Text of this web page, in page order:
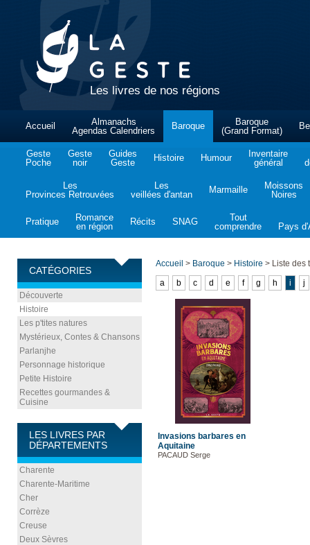
Les livres de nos régions
Accueil
Almanachs
Agendas Calendriers
Baroque
Baroque
(Grand Format)
Geste
Poche
Geste
noir
Guides
Geste
Histoire Humour
Inventaire
général
Les
Provinces Retrouvées
Les
veillées d'antan
Marmaille
Moissons
Noires
Pratique
Romance
en région
Récits SNAG
Tout
comprendre
Pays
CATÉGORIES
Découverte
Histoire
Les p'tites natures
Mystérieux, Contes & Chansons
Parlanjhe
Personnage historique
Petite Histoire
Recettes gourmandes &
Cuisine
LES LIVRES PAR
DÉPARTEMENTS
Charente
Charente-Maritime
Cher
Corrèze
Creuse
Deux Sèvres
Accueil > Baroque > Histoire > Liste des
a
b c d e f g h i j
Invasions barbares en
Aquitaine
PACAUD Serge